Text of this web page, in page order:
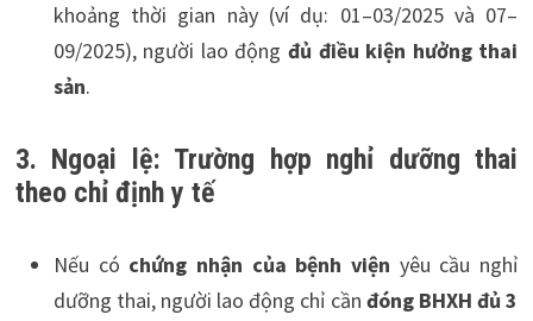
khoảng thời gian này (ví dụ: 01–03/2025 và 07–
09/2025), người lao động đủ điều kiện hưởng thai
sản.
3. Ngoại lệ: Trường hợp nghỉ dưỡng thai
theo chỉ định y tế
Nếu có chứng nhận của bệnh viện yêu cầu nghỉ
dưỡng thai, người lao động chỉ cần đóng BHXH đủ 3